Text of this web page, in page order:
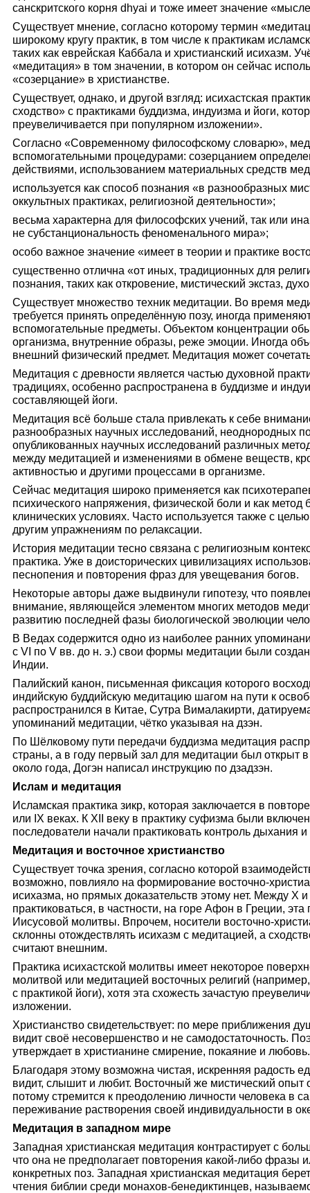
санскритского корня dhyai и тоже имеет значение
Существует мнение, согласно которому термин
широкому кругу практик, в том числе к практикам
таких как еврейская Каббала и христианский исихазм.
«медитация» в том значении, в котором он сейчас
«созерцание» в христианстве.
Существует, однако, и другой взгляд: исихастская
сходство» с практиками буддизма, индуизма и йоги,
преувеличивается при популярном изложении».
Согласно «Современному философскому словарю»,
вспомогательными процедурами: созерцанием
действиями, использованием материальных средств
используется как способ познания «в разнообразных
оккультных практиках, религиозной деятельности»;
весьма характерна для философских учений, так или
не субстанциональность феноменального мира»;
особо важное значение «имеет в теории и практике
существенно отлична «от иных, традиционных для
познания, таких как откровение, мистический экстаз,
Существует множество техник медитации. Во время
требуется принять определённую позу, иногда
вспомогательные предметы. Объектом концентрации
организма, внутренние образы, реже эмоции. Иногда
внешний физический предмет. Медитация может
Медитация с древности является частью духовной
традициях, особенно распространена в буддизме и
составляющей йоги.
Медитация всё больше стала привлекать к себе
разнообразных научных исследований, неоднородных
опубликованных научных исследований различных
между медитацией и изменениями в обмене веществ,
активностью и другими процессами в организме.
Сейчас медитация широко применяется как
психического напряжения, физической боли и как
клинических условиях. Часто используется также с
другим упражнениям по релаксации.
История медитации тесно связана с религиозным
практика. Уже в доисторических цивилизациях
песнопения и повторения фраз для увещевания богов.
Некоторые авторы даже выдвинули гипотезу, что
внимание, являющейся элементом многих методов
развитию последней фазы биологической эволюции
В Ведах содержится одно из наиболее ранних
с VI по V вв. до н. э.) свои формы медитации были
Индии.
Палийский канон, письменная фиксация которого
индийскую буддийскую медитацию шагом на пути к
распространился в Китае, Сутра Вималакирти,
упоминаний медитации, чётко указывая на дзэн.
По Шёлковому пути передачи буддизма медитация
страны, а в году первый зал для медитации был открыт
около года, Догэн написал инструкцию по дзадзэн.
Ислам и медитация
Исламская практика зикр, которая заключается в
или IX веках. К XII веку в практику суфизма были
последователи начали практиковать контроль дыхания
Медитация и восточное христианство
Существует точка зрения, согласно которой
возможно, повлияло на формирование восточно-
исихазма, но прямых доказательств этому нет. Между X
практиковаться, в частности, на горе Афон в Греции,
Иисусовой молитвы. Впрочем, носители восточно-
склонны отождествлять исихазм с медитацией, а
считают внешним.
Практика исихастской молитвы имеет некоторое
молитвой или медитацией восточных религий
с практикой йоги), хотя эта схожесть зачастую
изложении.
Христианство свидетельствует: по мере приближения
видит своё несовершенство и не самодостаточность.
утверждает в христианине смирение, покаяние и любовь.
Благодаря этому возможна чистая, искренняя радость
видит, слышит и любит. Восточный же мистический опыт
потому стремится к преодолению личности человека в
переживание растворения своей индивидуальности в
Медитация в западном мире
Западная христианская медитация контрастирует с
что она не предполагает повторения какой-либо фразы
конкретных поз. Западная христианская медитация
чтения библии среди монахов-бенедиктинцев,